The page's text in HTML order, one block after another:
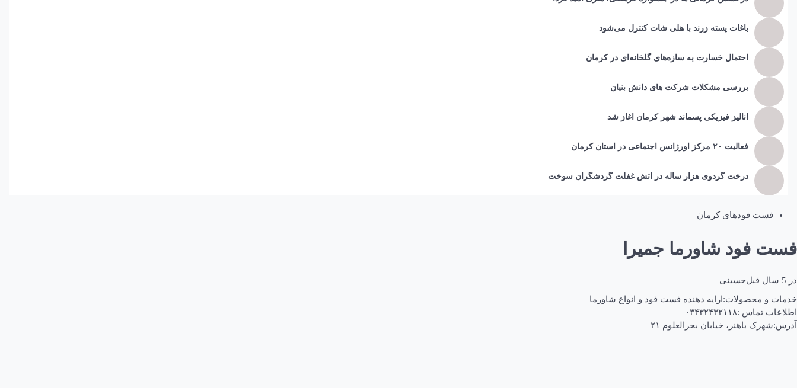
باغات پسته زرند با هلی شات کنترل می‌شود
احتمال خسارت به ساز‌ه‌های گلخانه‌ای در کرمان
بررسی مشکلات شرکت های دانش بنیان
آنالیز فیزیکی پسماند شهر کرمان آغاز شد
فعالیت ۲۰ مرکز اورژانس اجتماعی در استان کرمان
درخت گردوی هزار ساله در آتش غفلت گردشگران سوخت
فست فودهای کرمان
فست فود شاورما جمیرا
در 5 سال قبل
حسینی
خدمات و محصولات:ارایه دهنده فست فود و انواع شاورما
اطلاعات تماس :۰۳۴۳۲۴۳۲۱۱۸
آدرس:شهرک باهنر، خیابان بحرالعلوم ۲۱